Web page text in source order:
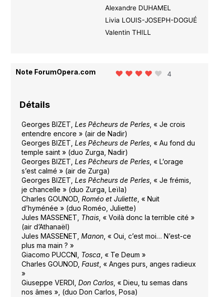
Alexandre DUHAMEL
Livia LOUIS-JOSEPH-DOGUÉ
Valentin THILL
Note ForumOpera.com 4
Détails
Georges BIZET, Les Pêcheurs de Perles, « Je crois
entendre encore » (air de Nadir)
Georges BIZET, Les Pêcheurs de Perles, « Au fond du
temple saint » (duo Zurga, Nadir)
Georges BIZET, Les Pêcheurs de Perles, « L’orage
s’est calmé » (air de Zurga)
Georges BIZET, Les Pêcheurs de Perles, « Je frémis,
je chancelle » (duo Zurga, Leïla)
Charles GOUNOD, Roméo et Juliette, « Nuit
d’hyménée » (duo Roméo, Juliette)
Jules MASSENET, Thais, « Voilà donc la terrible cité »
(air d’Athanaël)
Jules MASSENET, Manon, « Oui, c’est moi… N’est-ce
plus ma main ? »
Giacomo PUCCNI, Tosca , « Te Deum »
Charles GOUNOD, Faust, « Anges purs, anges radieux
»
Giuseppe VERDI, Don Carlos, « Dieu, tu semas dans
nos âmes », (duo Don Carlos, Posa)